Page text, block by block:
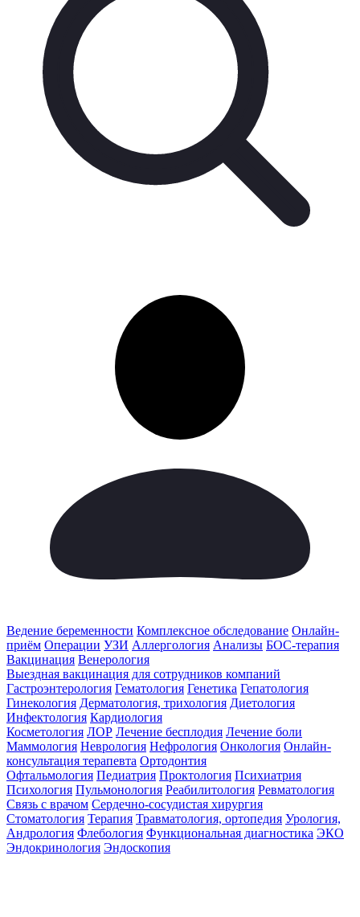
Ведение беременности Комплексное обследование Онлайн-
приём Операции УЗИ Аллергология Анализы БОС-терапия
Вакцинация Венерология
Выездная вакцинация для сотрудников компаний
Гастроэнтерология Гематология Генетика Гепатология
Гинекология Дерматология, трихология Диетология
Инфектология Кардиология
Косметология ЛОР Лечение бесплодия Лечение боли
Маммология Неврология Нефрология Онкология Онлайн-
консультация терапевта Ортодонтия
Офтальмология Педиатрия Проктология Психиатрия
Психология Пульмонология Реабилитология Ревматология
Связь с врачом Сердечно-сосудистая хирургия
Стоматология Терапия Травматология, ортопедия Урология,
Андрология Флебология Функциональная диагностика ЭКО
Эндокринология Эндоскопия